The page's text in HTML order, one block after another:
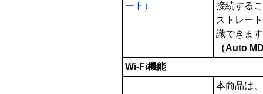
ート）
接続する
ストレー
識できま
（Auto
Wi-Fi機能
本商品は、